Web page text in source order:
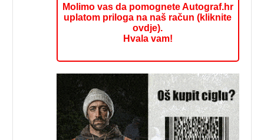
Molimo vas da pomognete Autograf.hr
uplatom priloga na naš račun (kliknite
ovdje).
Hvala vam!